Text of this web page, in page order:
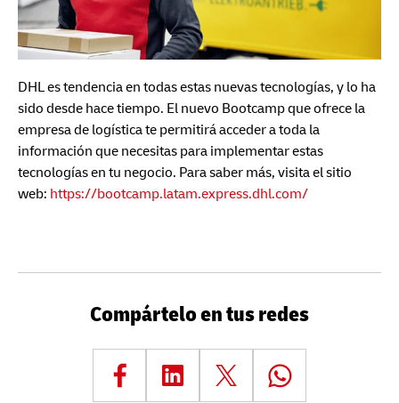
DHL es tendencia en todas estas nuevas tecnologías, y lo ha
sido desde hace tiempo. El nuevo Bootcamp que ofrece la
empresa de logística te permitirá acceder a toda la
información que necesitas para implementar estas
tecnologías en tu negocio. Para saber más, visita el sitio
web: https://bootcamp.latam.express.dhl.com/
Compártelo en tus redes